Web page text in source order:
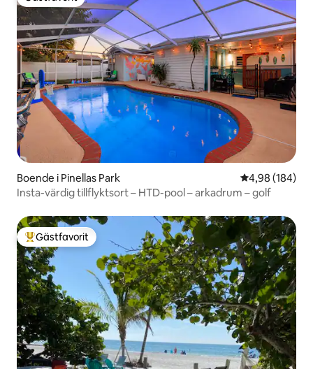
Gästfavorit
Boende i Pinellas Park 4,98 av 5 i
4,98 (184)
Insta-värdig tillflyktsort – HTD-pool – arkadrum – golf
Populär gästfavorit
Gästfavorit